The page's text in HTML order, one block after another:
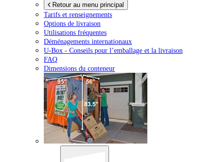
Retour au menu principal
Tarifs et renseignements
Options de livraison
Utilisations fréquentes
Déménagements internationaux
U-Box - Conseils pour l’emballage et la livraison
FAQ
Dimensions du conteneur